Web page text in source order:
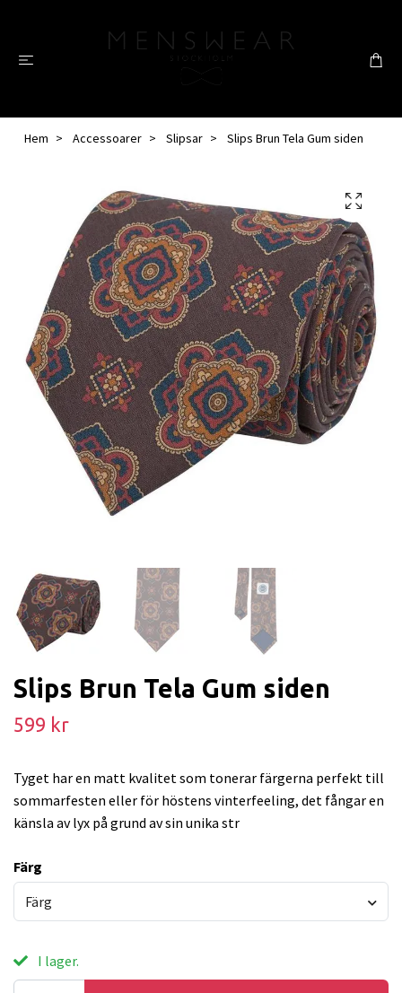
Hem Accessoarer Slipsar Slips Brun Tela Gum siden
Slips Brun Tela Gum siden
599 kr
Tyget har en matt kvalitet som tonerar färgerna perfekt till
sommarfesten eller för höstens vinterfeeling, det fångar en
känsla av lyx på grund av sin unika str
Färg
Färg
I lager.